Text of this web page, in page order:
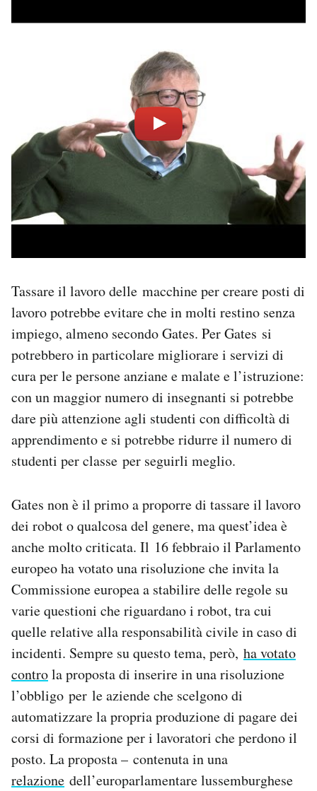
Tassare il lavoro delle macchine per creare posti di
lavoro potrebbe evitare che in molti restino senza
impiego, almeno secondo Gates. Per Gates si
potrebbero in particolare migliorare i servizi di
cura per le persone anziane e malate e l’istruzione:
con un maggior numero di insegnanti si potrebbe
dare più attenzione agli studenti con difficoltà di
apprendimento e si potrebbe ridurre il numero di
studenti per classe per seguirli meglio.
Gates non è il primo a proporre di tassare il lavoro
dei robot o qualcosa del genere, ma quest’idea è
anche molto criticata. Il 16 febbraio il Parlamento
europeo ha votato una risoluzione che invita la
Commissione europea a stabilire delle regole su
varie questioni che riguardano i robot, tra cui
quelle relative alla responsabilità civile in caso di
incidenti. Sempre su questo tema, però, ha votato
controla proposta di inserire in una risoluzione
l’obbligo per le aziende che scelgono di
automatizzare la propria produzione di pagare dei
corsi di formazione per i lavoratori che perdono il
posto. La proposta – contenuta in una
relazione dell’europarlamentare lussemburghese